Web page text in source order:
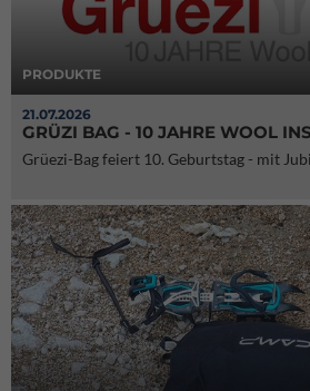
PRODUKTE
21.07.2026
GRÜZI BAG - 10 JAHRE WOOL
Grüezi-Bag feiert 10. Geburtstag - mit